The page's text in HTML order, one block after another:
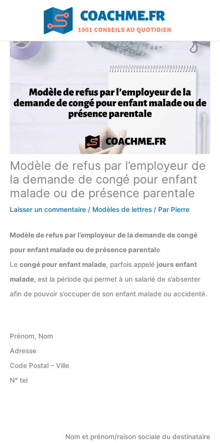
Modèle de refus par l’employeur de
la demande de congé pour enfant
malade ou de présence parentale
Laisser un commentaire / Modèles de lettres / Par Pierre
Modèle de refus par l’employeur de la demande de congé
pour enfant malade ou de présence parentale
Le congé pour enfant malade, parfois appelé jours enfant
malade, est la période qui permet à un salarié de s’absenter
afin de pouvoir s’occuper de son enfant malade ou accidenté.
Prénom, Nom
Adresse
Code Postal – Ville
N° tel
Nom et prénom/raison sociale du destinataire